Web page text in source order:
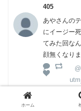
405
あやさんの
にイージー
てみた回な
顔無くなり
ホーム